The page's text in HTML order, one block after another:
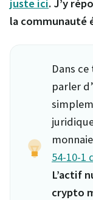
juste ici. J’y
la communauté
Dans
parler d’
54-10-1
L’actif
crypto